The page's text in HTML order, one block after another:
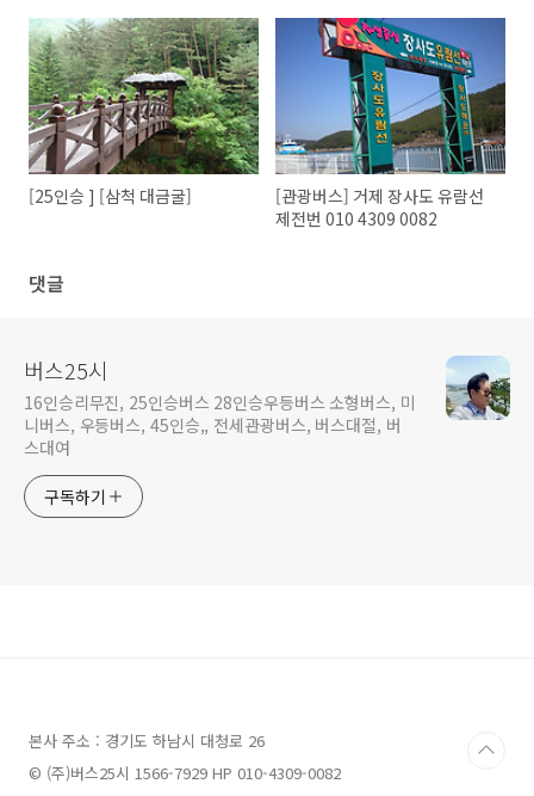
[25인승 ] [삼척 대금굴]
[관광버스] 거제 장사도 유람선
제전번 010 4309 0082
댓글
버스25시
16인승리무진, 25인승버스 28인승우등버스 소형버스, 미
니버스, 우등버스, 45인승,, 전세관광버스, 버스대절, 버
스대여
구독하기
본사 주소 : 경기도 하남시 대청로 26
© (주)버스25시 1566-7929 HP 010-4309-0082